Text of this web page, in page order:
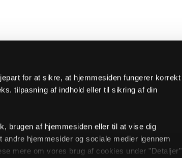
for at sikre, at hjemmesiden fungerer korrekt
tilpasning af indhold eller til sikring af din
brugen af hjemmesiden eller til at vise dig
hjemmesider og sociale medier igennem
mere om vores brug af cookies under "Detaljer"